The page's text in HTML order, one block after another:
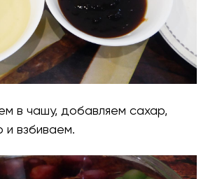
в чашу, добавляем сахар,
и взбиваем.